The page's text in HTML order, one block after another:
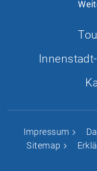
a
m
Impressum
Sitemap